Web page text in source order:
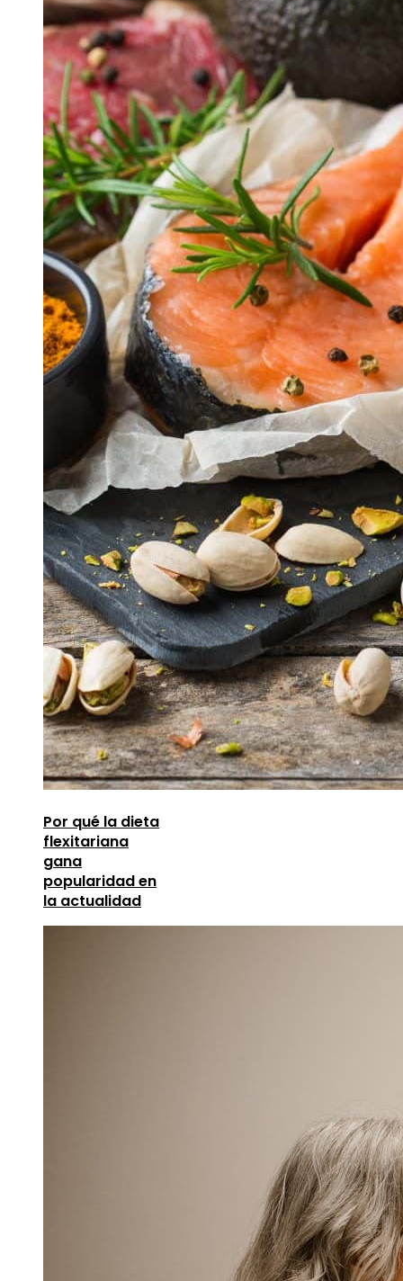
Por qué la dieta
flexitariana
gana
popularidad en
la actualidad